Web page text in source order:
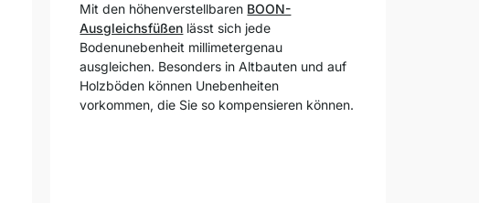
Mit den höhenverstellbaren BOON-
Ausgleichsfüßen lässt sich jede
Bodenunebenheit millimetergenau
ausgleichen. Besonders in Altbauten und auf
Holzböden können Unebenheiten
vorkommen, die Sie so kompensieren können.